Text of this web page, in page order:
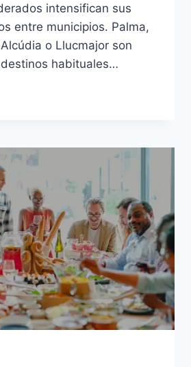
intensifican sus
entre municipios. Palma,
o Llucmajor son
habituales…